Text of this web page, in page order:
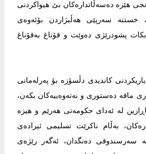
هێزە دەسەڵاتدارەكان بێ هیواكردنی
خستنە سەرپێی هەڵبژاردن بۆئەوەی
پشودرێژی دەوێت و قۆناغ بەقۆناغ
كاندیدی دڵسۆزە بۆ پەرلەمانی
مافە دەستوری و نەتەوەییەكان بكەن،
لە ئەدای حكومەتی هەرێم و هیزە
بەڵام ناكرێت تسلیمی ئیرادەی
سەرسندوقی دەنگدان، ئەگەر رێژەی